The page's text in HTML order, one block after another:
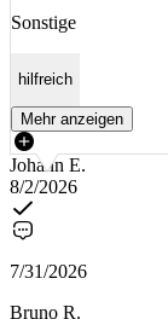
Sonstige
hilfreich
Mehr anzeigen
Johann E.
8/2/2026
7/31/2026
Bruno R.